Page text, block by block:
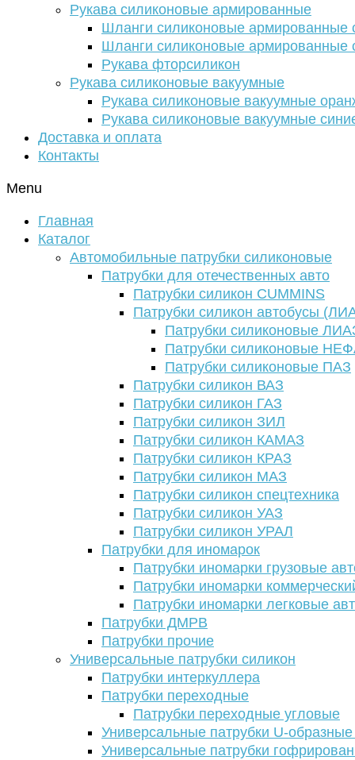
Рукава силиконовые армированные
Шланги силиконовые армированные
Шланги силиконовые армированные
Рукава фторсиликон
Рукава силиконовые вакуумные
Рукава силиконовые вакуумные
Рукава силиконовые вакуумные
Доставка и оплата
Контакты
Menu
Главная
Каталог
Автомобильные патрубки силиконовые
Патрубки для отечественных авто
Патрубки силикон CUMMINS
Патрубки силикон автобусы
Патрубки силиконовые
Патрубки силиконовые
Патрубки силиконовые ПАЗ
Патрубки силикон ВАЗ
Патрубки силикон ГАЗ
Патрубки силикон ЗИЛ
Патрубки силикон КАМАЗ
Патрубки силикон КРАЗ
Патрубки силикон МАЗ
Патрубки силикон спецтехника
Патрубки силикон УАЗ
Патрубки силикон УРАЛ
Патрубки для иномарок
Патрубки иномарки грузовые
Патрубки иномарки
Патрубки иномарки легковые
Патрубки ДМРВ
Патрубки прочие
Универсальные патрубки силикон
Патрубки интеркуллера
Патрубки переходные
Патрубки переходные угловые
Универсальные патрубки U-
Универсальные патрубки